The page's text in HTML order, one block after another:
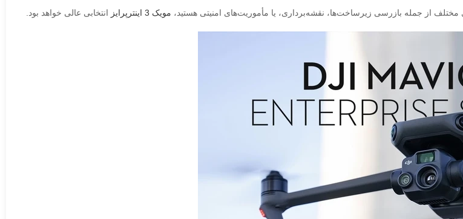
مختلف از جمله بازرسی زیرساخت‌ها، نقشه‌برداری، یا مأموریت‌های امنیتی هستید، مویک 3 اینترپرایز انتخابی عالی خواهد بود.